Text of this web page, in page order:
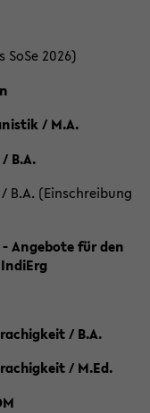
2026)
/ M.A.
B.A.
B.A. (Einschreibung
Angebote für den
/ B.A.
/ M.Ed.